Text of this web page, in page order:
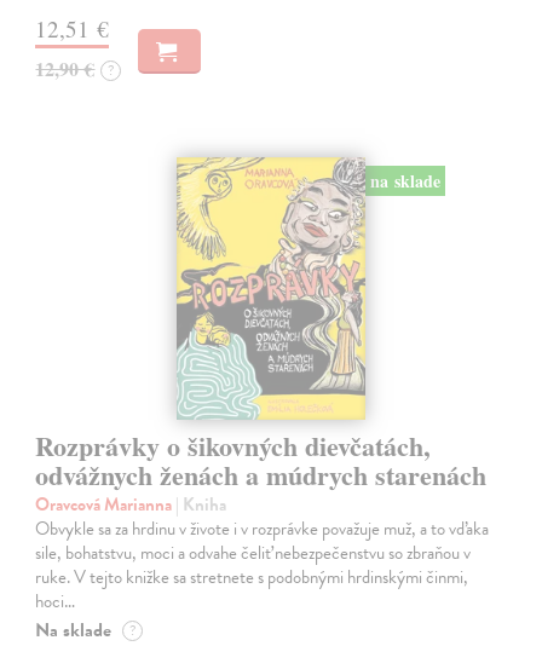
12,51 €
12,90 € ?
na sklade
Rozprávky o šikovných dievčatách,
odvážnych ženách a múdrych starenách
Oravcová Marianna| Kniha
Obvykle sa za hrdinu v živote i v rozprávke považuje muž, a to vďaka
sile, bohatstvu, moci a odvahe čeliť nebezpečenstvu so zbraňou v
ruke. V tejto knižke sa stretnete s podobnými hrdinskými činmi,
hoci…
Na sklade ?